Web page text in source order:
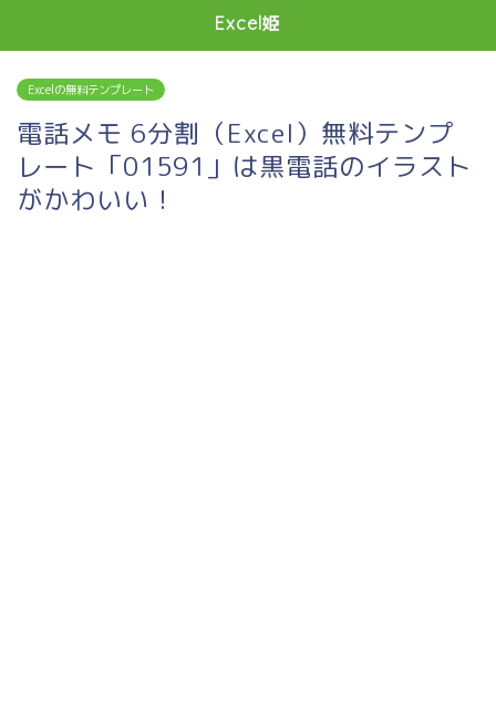
Excel姫
Excelの無料テンプレート
電話メモ 6分割（Excel）無料テンプ
レート「01591」は黒電話のイラスト
がかわいい！